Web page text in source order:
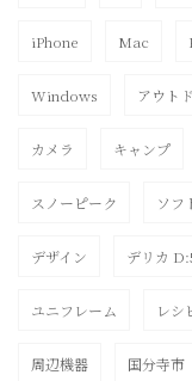
iPhone Mac
Windows アウト
カメラ キャンプ
スノーピーク ソフ
デザイン デリカ
ユニフレーム レシ
周辺機器 国分寺市